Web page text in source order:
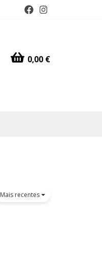
0,00 €
Mais recentes